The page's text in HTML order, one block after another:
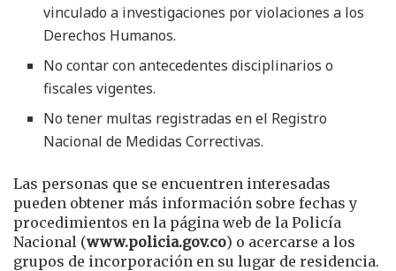
vinculado a investigaciones por violaciones a los
Derechos Humanos.
No contar con antecedentes disciplinarios o
fiscales vigentes.
No tener multas registradas en el Registro
Nacional de Medidas Correctivas.
Las personas que se encuentren interesadas
pueden obtener más información sobre fechas y
procedimientos en la página web de la Policía
Nacional (www.policia.gov.co) o acercarse a los
grupos de incorporación en su lugar de residencia.